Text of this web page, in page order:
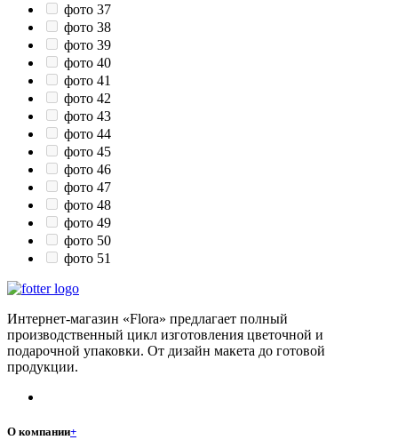
фото 37
фото 38
фото 39
фото 40
фото 41
фото 42
фото 43
фото 44
фото 45
фото 46
фото 47
фото 48
фото 49
фото 50
фото 51
Интернет-магазин «Flora» предлагает полный
производственный цикл изготовления цветочной и
подарочной упаковки. От дизайн макета до готовой
продукции.
О компании+